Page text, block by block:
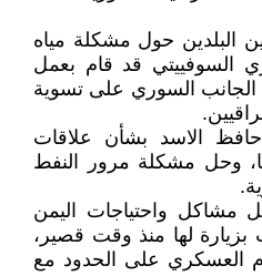
البلدين حول مشكلة مياه
السوفييتي قد قام بعمل
الجانب السوري على تسوية
الاسد بشأن علاقات
وحل مشكلة مرور النفط
مشاكل واحتياجات اليمن
بزيارة لها منذ وقت قصير،
العسكري على الحدود مع